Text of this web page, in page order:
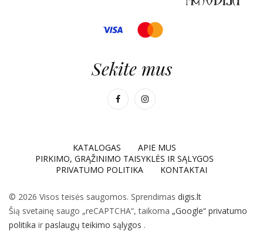
Sekite mus
KATALOGAS
APIE MUS
PIRKIMO, GRĄŽINIMO TAISYKLĖS IR SĄLYGOS
PRIVATUMO POLITIKA
KONTAKTAI
© 2026 Visos teisės saugomos. Sprendimas digis.lt
Šią svetainę saugo „reCAPTCHA“, taikoma „Google“ privatumo
politika ir paslaugų teikimo sąlygos .